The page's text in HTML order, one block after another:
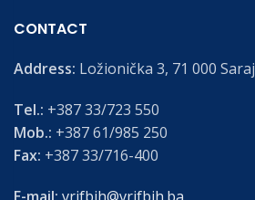
CONTACT
Address: Ložionička 3, 71 000
Tel.: +387 33/723 550
Mob.: +387 61/985 250
Fax: +387 33/716-400
E-mail: vrifbih@vrifbih.ba